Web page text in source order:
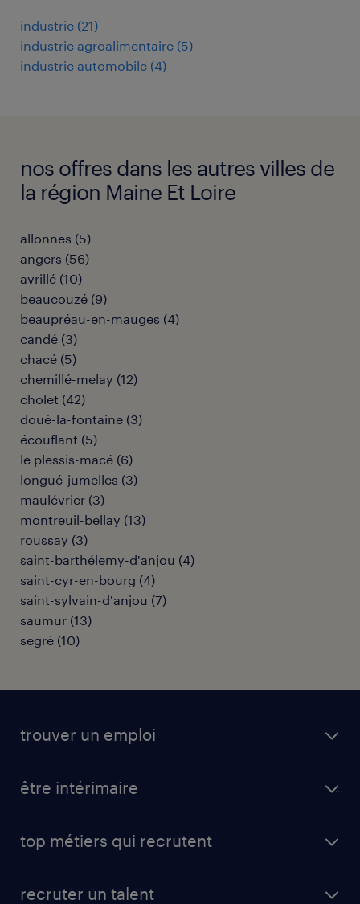
industrie (21)
industrie agroalimentaire (5)
industrie automobile (4)
nos offres dans les autres villes de
la région Maine Et Loire
allonnes (5)
angers (56)
avrillé (10)
beaucouzé (9)
beaupréau-en-mauges (4)
candé (3)
chacé (5)
chemillé-melay (12)
cholet (42)
doué-la-fontaine (3)
écouflant (5)
le plessis-macé (6)
longué-jumelles (3)
maulévrier (3)
montreuil-bellay (13)
roussay (3)
saint-barthélemy-d'anjou (4)
saint-cyr-en-bourg (4)
saint-sylvain-d'anjou (7)
saumur (13)
segré (10)
trouver un emploi
créer un compte candidat
être intérimaire
app talent / portail web
top métiers qui recrutent
recruter un talent